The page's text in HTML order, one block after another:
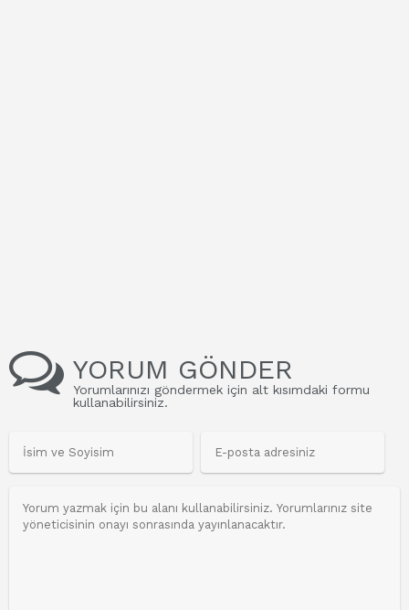
YORUM GÖNDER
Yorumlarınızı göndermek için alt kısımdaki formu
kullanabilirsiniz.